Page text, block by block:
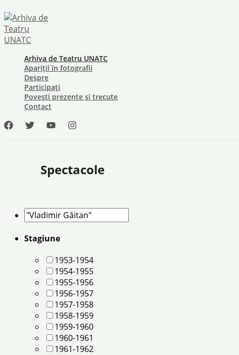
to
content
Arhiva de Teatru UNATC
Apariții în fotografii
Despre
Participați
Povești prezente și trecute
Contact
Spectacole
Stagiune
1953-1954
1954-1955
1955-1956
1956-1957
1957-1958
1958-1959
1959-1960
1960-1961
1961-1962